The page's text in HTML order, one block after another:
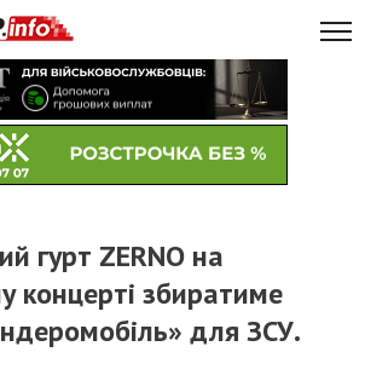
гурт ZERNО на
концерті збиратиме
для ЗСУ.